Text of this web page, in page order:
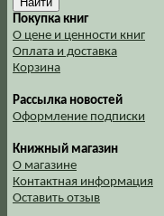
Покупка книг
О цене и ценности книг
Оплата и доставка
Корзина
Рассылка новостей
Оформление подписки
Книжный магазин
О магазине
Контактная информация
Оставить отзыв